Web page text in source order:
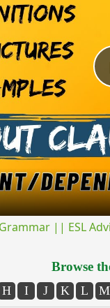
|| ESL
Browse
H I J K L M